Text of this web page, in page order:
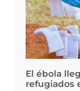
El ébola
refugiados